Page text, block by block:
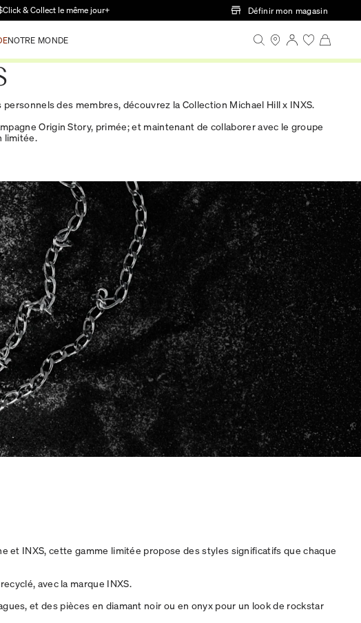
Click & Collect le même jour+ Définir mon magasin
NOTRE MONDE
des membres, découvrez la Collection Michael Hill x INXS.
Origin Story, primée; et maintenant de collaborer avec le groupe
limitée.
INXS, cette gamme limitée propose des styles significatifs que chaque
avec la marque INXS.
et des pièces en diamant noir ou en onyx pour un look de rockstar